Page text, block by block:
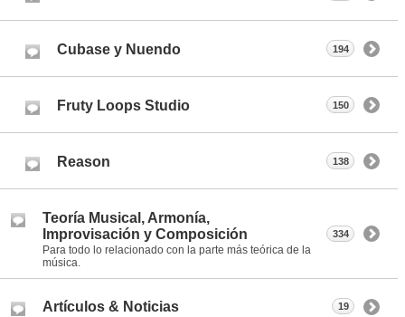
Cubase y Nuendo 194
Fruty Loops Studio 150
Reason 138
Teoría Musical, Armonía,
Improvisación y Composición
Para todo lo relacionado con la parte más teórica de la
música.
334
Artículos & Noticias 19